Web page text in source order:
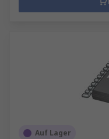
Auf Lager